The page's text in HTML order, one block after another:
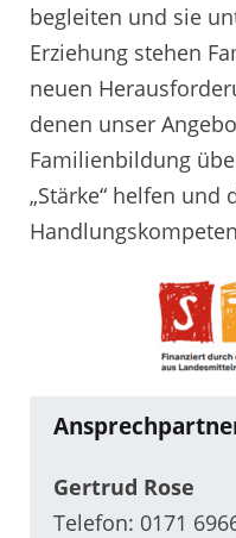
begleiten und sie
Erziehung stehen
neuen
denen unser
Familienbildung
„Stärke“ helfen und
Gertrud Rose
Telefon: 0171